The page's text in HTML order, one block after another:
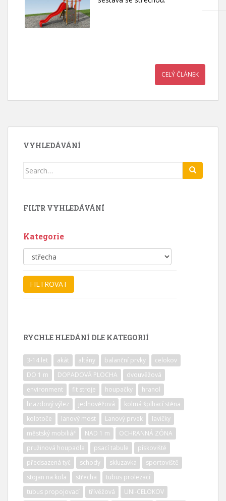
CELÝ ČLÁNEK
VYHLEDÁVÁNÍ
Search
FILTR VYHLEDÁVÁNÍ
Kategorie
RYCHLE HLEDÁNÍ DLE KATEGORIÍ
3-14 let akát altány balanční prvky
celokov
DO 1 m
DOPADOVÁ PLOCHA
dvouvěžová
environment
fit stroje houpačky
hranol
hrazdový výlez
jednověžová
kolmá šplhací stěna
kolotoče
lanový most Lanový prvek
lavičky
městský mobiliář
NAD 1 m
OCHRANNÁ ZÓNA
pružinová houpadla
psací tabule
pískoviště
předsazená tyč
schody skluzavka
sportoviště
stojan na kola
střecha
tubus prolezací
tubus propojovací
třívěžová
UNI-CELOKOV